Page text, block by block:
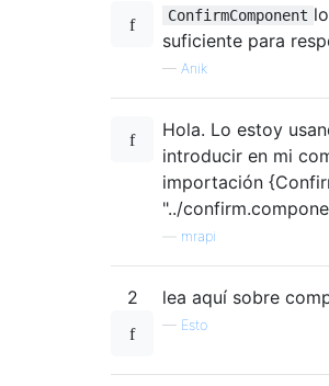
ConfirmComponent
suficiente para
— Anik
Hola. Lo estoy
introducir en mi
importación
"../
mrapi
2 lea aquí sobre
— Esto